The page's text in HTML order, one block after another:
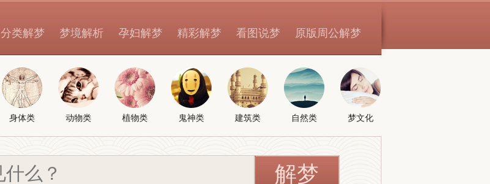
分类解梦 梦境解析 孕妇解梦 精彩解梦 看图说梦 原版周公解梦
身体类 动物类 植物类 鬼神类 建筑类 自然类 梦文化